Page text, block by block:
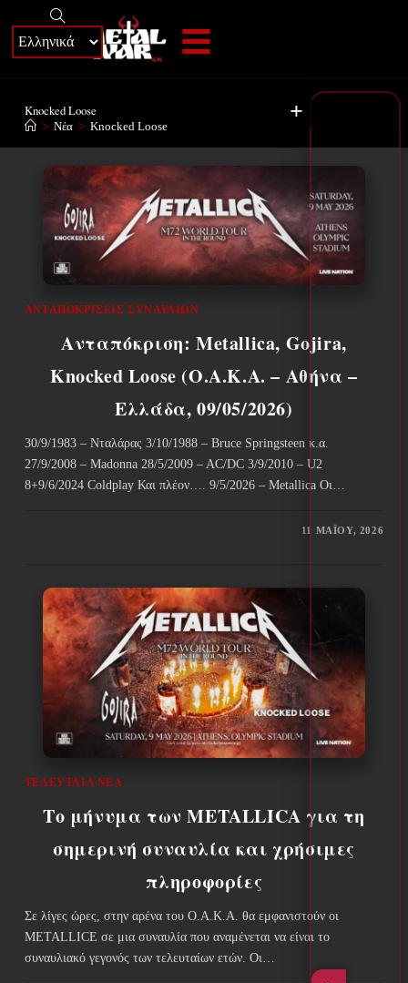
+
Knocked Loose
> Νέα > Knocked Loose
ΑΝΤΑΠΟΚΡΊΣΕΙΣ ΣΥΝΑΥΛΙΏΝ
Ανταπόκριση: Metallica, Gojira,
Knocked Loose (O.A.K.A. – Αθήνα –
Ελλάδα, 09/05/2026)
30/9/1983 – Νταλάρας 3/10/1988 – Bruce Springsteen κ.α.
27/9/2008 – Madonna 28/5/2009 – AC/DC 3/9/2010 – U2
8+9/6/2024 Coldplay Και πλέον…. 9/5/2026 – Metallica Οι…
11 ΜΑΪ́ΟΥ, 2026
ΤΕΛΕΥΤΑΊΑ ΝΈΑ
Το μήνυμα των METALLICA για τη
σημερινή συναυλία και χρήσιμες
πληροφορίες
Σε λίγες ώρες, στην αρένα του Ο.Α.Κ.Α. θα εμφανιστούν οι
METALLICE σε μια συναυλία που αναμένεται να είναι το
συναυλιακό γεγονός των τελευταίων ετών. Οι…